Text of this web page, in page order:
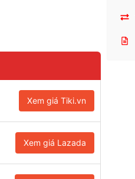
Xem giá Tiki.vn
Xem giá Lazada